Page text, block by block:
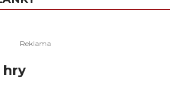
hry